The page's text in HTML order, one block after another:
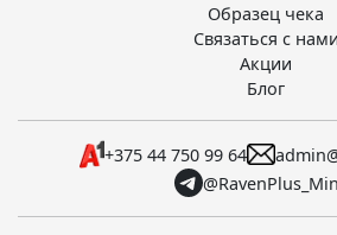
Образец чека
Связаться с нами
Акции
Блог
+375 44 750 99 64